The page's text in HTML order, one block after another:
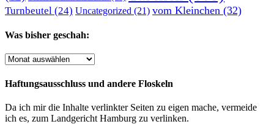
Turnbeutel (24) Uncategorized (21) vom Kleinchen (32)
Was bisher geschah:
Was
geschah:
Haftungsausschluss und andere Floskeln
Da ich mir die Inhalte verlinkter Seiten zu eigen mache, vermeide
ich es, zum Landgericht Hamburg zu verlinken.